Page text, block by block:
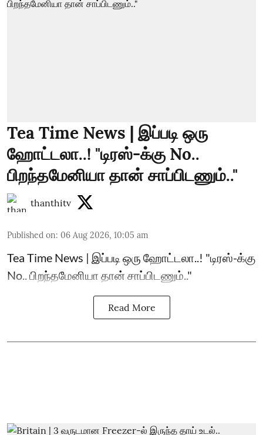
Tea Time News | இப்படி ஒரு
ஹோட்டலா..! "டிரஸ்-க்கு No..
பிறந்தமேனியா தான் சாப்பிடணும்.."
thanthitv
Published on: 06 Aug 2026, 10:05 am
Tea Time News | இப்படி ஒரு ஹோட்டலா..! "டிரஸ்-க்கு
No.. பிறந்தமேனியா தான் சாப்பிடணும்.."
Read More